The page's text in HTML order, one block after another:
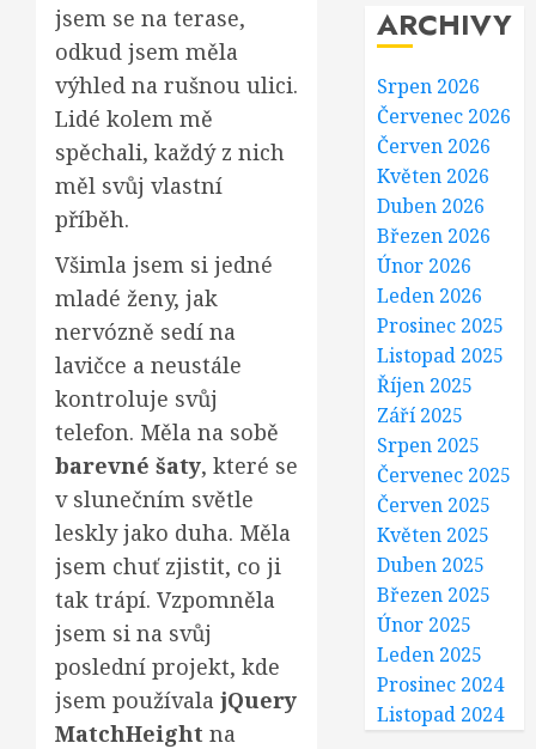
jsem se na terase,
odkud jsem měla
výhled na rušnou ulici.
Lidé kolem mě
spěchali, každý z nich
měl svůj vlastní
příběh.
Všimla jsem si jedné
mladé ženy, jak
nervózně sedí na
lavičce a neustále
kontroluje svůj
telefon. Měla na sobě
barevné šaty, které se
v slunečním světle
leskly jako duha. Měla
jsem chuť zjistit, co ji
tak trápí. Vzpomněla
jsem si na svůj
poslední projekt, kde
jsem používala jQuery
MatchHeight na
ARCHIVY
Srpen 2026
Červenec 2026
Červen 2026
Květen 2026
Duben 2026
Březen 2026
Únor 2026
Leden 2026
Prosinec 2025
Listopad 2025
Říjen 2025
Září 2025
Srpen 2025
Červenec 2025
Červen 2025
Květen 2025
Duben 2025
Březen 2025
Únor 2025
Leden 2025
Prosinec 2024
Listopad 2024